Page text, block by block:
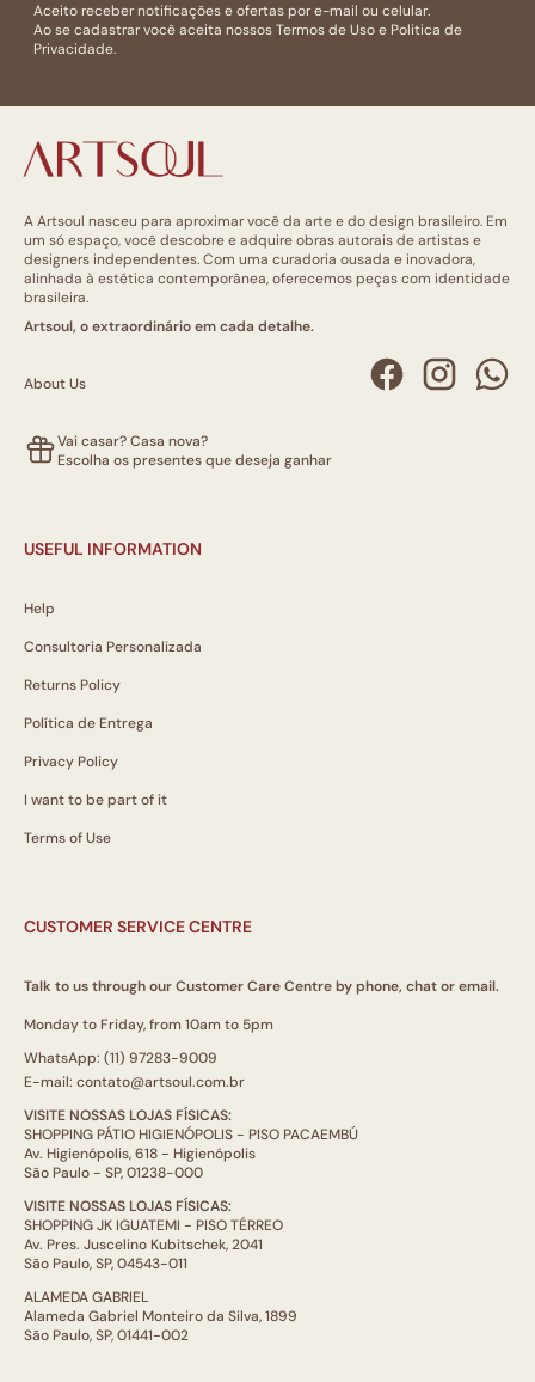
Aceito receber notificações e ofertas por e-mail ou celular.
Ao se cadastrar você aceita nossosTermos de Usoe Politica de
Privacidade.
A Artsoul nasceu para aproximar você da arte e do design brasileiro. Em
um só espaço, você descobre e adquire obras autorais de artistas e
designers independentes. Com uma curadoria ousada e inovadora,
alinhada à estética contemporânea, oferecemos peças com identidade
brasileira.
Artsoul, o extraordinário em cada detalhe.
About Us
Vai casar? Casa nova?
Escolha os presentes que deseja ganhar
USEFUL INFORMATION
Help
Consultoria Personalizada
Returns Policy
Política de Entrega
Privacy Policy
I want to be part of it
Terms of Use
CUSTOMER SERVICE CENTRE
Talk to us through our Customer Care Centre by phone, chat or email.
Monday to Friday, from 10am to 5pm
WhatsApp: (11) 97283-9009
E-mail: contato@artsoul.com.br
VISITE NOSSAS LOJAS FÍSICAS:
SHOPPING PÁTIO HIGIENÓPOLIS - PISO PACAEMBÚ
Av. Higienópolis, 618 - Higienópolis
São Paulo - SP, 01238-000
VISITE NOSSAS LOJAS FÍSICAS:
SHOPPING JK IGUATEMI - PISO TÉRREO
Av. Pres. Juscelino Kubitschek, 2041
São Paulo, SP, 04543-011
ALAMEDA GABRIEL
Alameda Gabriel Monteiro da Silva, 1899
São Paulo, SP, 01441-002